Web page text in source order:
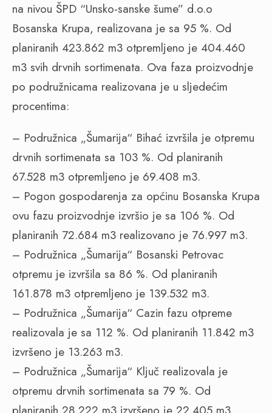
na nivou ŠPD “Unsko-sanske šume” d.o.o
Bosanska Krupa, realizovana je sa 95 %. Od
planiranih 423.862 m3 otpremljeno je 404.460
m3 svih drvnih sortimenata. Ova faza proizvodnje
po podružnicama realizovana je u sljedećim
procentima:
– Podružnica „Šumarija“ Bihać izvršila je otpremu
drvnih sortimenata sa 103 %. Od planiranih
67.528 m3 otpremljeno je 69.408 m3.
– Pogon gospodarenja za općinu Bosanska Krupa
ovu fazu proizvodnje izvršio je sa 106 %. Od
planiranih 72.684 m3 realizovano je 76.997 m3.
– Podružnica „Šumarija“ Bosanski Petrovac
otpremu je izvršila sa 86 %. Od planiranih
161.878 m3 otpremljeno je 139.532 m3.
– Podružnica „Šumarija“ Cazin fazu otpreme
realizovala je sa 112 %. Od planiranih 11.842 m3
izvršeno je 13.263 m3.
– Podružnica „Šumarija“ Ključ realizovala je
otpremu drvnih sortimenata sa 79 %. Od